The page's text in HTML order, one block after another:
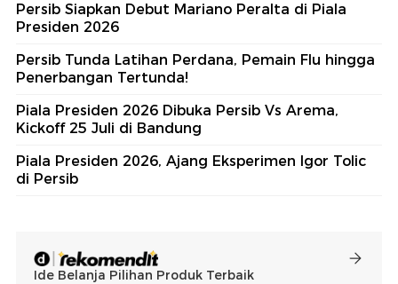
Persib Siapkan Debut Mariano Peralta di Piala
Presiden 2026
Persib Tunda Latihan Perdana, Pemain Flu hingga
Penerbangan Tertunda!
Piala Presiden 2026 Dibuka Persib Vs Arema,
Kickoff 25 Juli di Bandung
Piala Presiden 2026, Ajang Eksperimen Igor Tolic
di Persib